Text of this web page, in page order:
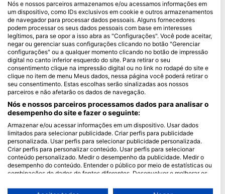
Blue Oceans
Perguntas frequentes (FAQ)
Política de Privacidade
Termos de Uso
Imprimir
Associação
Torne-se um Parceiro
HEAD Watersports
SSI
LiveAboard.com
Mares
Aqualung
Nós e nossos parceiros armazenamos e/ou acessamos informações em
um dispositivo, como IDs exclusivos em cookie e outros armazenamentos
de navegador para processar dados pessoais. Alguns fornecedores
podem processar os seus dados pessoais com base em interesses
legítimos, para se opor a isso abra as "Configurações". Você pode aceitar,
negar ou gerenciar suas configurações clicando no botão "Gerenciar
configurações" ou a qualquer momento clicando no botão de impressão
digital no canto inferior esquerdo do site. Para retirar o seu
consentimento clique na impressão digital ou no link no rodapé do site e
clique no item de menu Meus dados, nessa página você poderá retirar o
seu consentimento. Estas escolhas serão sinalizadas aos nossos
parceiros e não afetarão os dados de navegação.
Nós e nossos parceiros processamos dados para analisar o
desempenho do site e fazer o seguinte:
Armazenar e/ou acessar informações em um dispositivo. Usar dados
limitados para selecionar publicidade. Criar perfis para publicidade
personalizada. Usar perfis para selecionar publicidade personalizada.
Criar perfis para personalizar conteúdo. Usar perfis para selecionar
conteúdo personalizado. Medir o desempenho da publicidade. Medir o
desempenho do conteúdo. Entender o público por meio de estatísticas ou
combinações de dados de fontes diferentes. Desenvolver e melhorar os